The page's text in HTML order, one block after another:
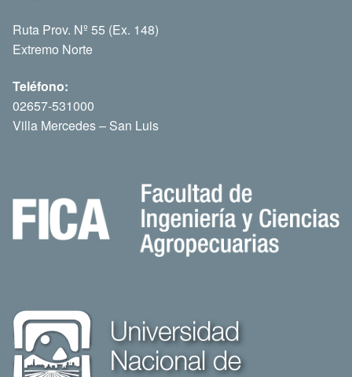
Ruta Prov. Nº 55 (Ex. 148)
Extremo Norte
Teléfono:
02657-531000
Villa Mercedes – San Luis